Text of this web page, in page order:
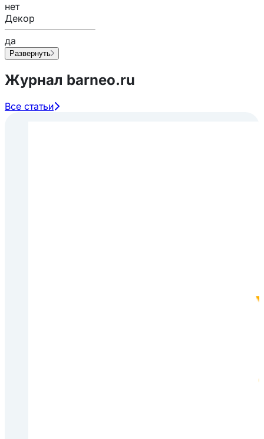
нет
Декор
да
Развернуть
Журнал barneo.ru
Все статьи